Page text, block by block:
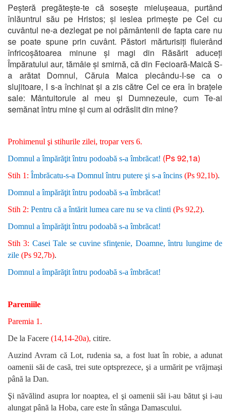
Peșteră pregătește-te că sosește mielușeaua, purtând
înlăuntrul său pe Hristos; și ieslea primește pe Cel cu
cuvântul ne-a dezlegat pe noi pământenii de fapta care nu
se poate spune prin cuvânt. Păstori mărturisiți fluierând
înfricoșătoarea minune și magi din Răsărit aduceți
Împăratului aur, tămâie și smirnă, că din Fecioară-Maică S-
a arătat Domnul, Căruia Maica plecându-I-se ca o
slujitoare, I s-a închinat și a zis către Cel ce era în brațele
sale: Mântuitorule al meu și Dumnezeule, cum Te-ai
semănat întru mine și cum ai odrăslit din mine?
Prohimenul şi stihurile zilei, tropar vers 6.
Domnul a împărăţit întru podoabă s-a îmbrăcat! (Ps 92,1a)
Stih 1: Îmbrăcatu-s-a Domnul întru putere şi s-a încins (Ps 92,1b).
Domnul a împărăţit întru podoabă s-a îmbrăcat!
Stih 2: Pentru că a întărit lumea care nu se va clinti (Ps 92,2).
Domnul a împărăţit întru podoabă s-a îmbrăcat!
Stih 3: Casei Tale se cuvine sfinţenie, Doamne, întru lungime de
zile (Ps 92,7b).
Domnul a împărăţit întru podoabă s-a îmbrăcat!
Paremiile
Paremia 1.
De la Facere (14,14-20a), citire.
Auzind Avram că Lot, rudenia sa, a fost luat în robie, a adunat
oamenii săi de casă, trei sute optsprezece, şi a urmărit pe vrăjmaşi
până la Dan.
Şi năvălind asupra lor noaptea, el şi oamenii săi i-au bătut şi i-au
alungat până la Hoba, care este în stânga Damascului.